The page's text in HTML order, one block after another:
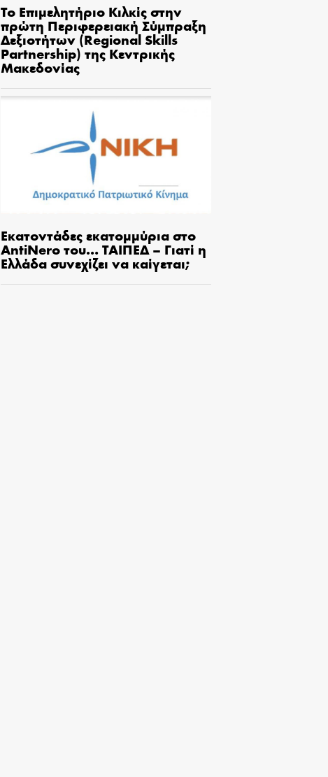
Το Επιμελητήριο Κιλκίς στην
πρώτη Περιφερειακή Σύμπραξη
Δεξιοτήτων (Regional Skills
Partnership) της Κεντρικής
Μακεδονίας
Εκατοντάδες εκατομμύρια στο
AntiNero του… ΤΑΙΠΕΔ – Γιατί η
Ελλάδα συνεχίζει να καίγεται;